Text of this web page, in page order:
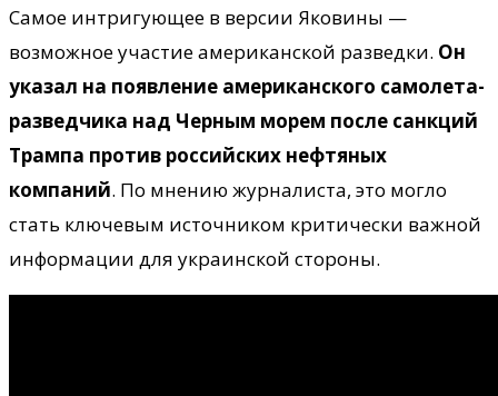
Самое интригующее в версии Яковины —
возможное участие американской разведки. Он
указал на появление американского самолета-
разведчика над Черным морем после санкций
Трампа против российских нефтяных
компаний. По мнению журналиста, это могло
стать ключевым источником критически важной
информации для украинской стороны.